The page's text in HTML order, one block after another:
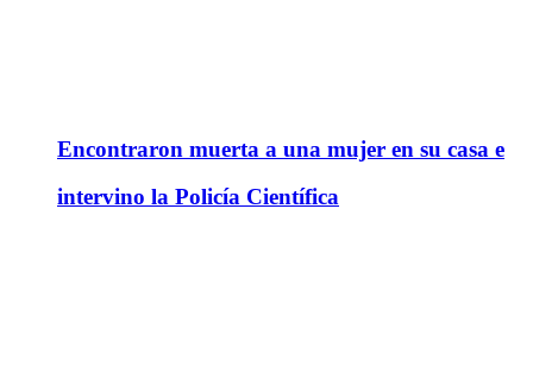
Encontraron muerta a una mujer en su casa e
intervino la Policía Científica